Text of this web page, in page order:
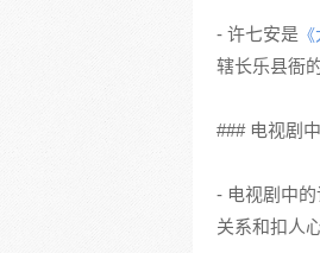
- 许七安是
辖长乐县衙
### 电视剧
- 电视剧中
关系和扣人